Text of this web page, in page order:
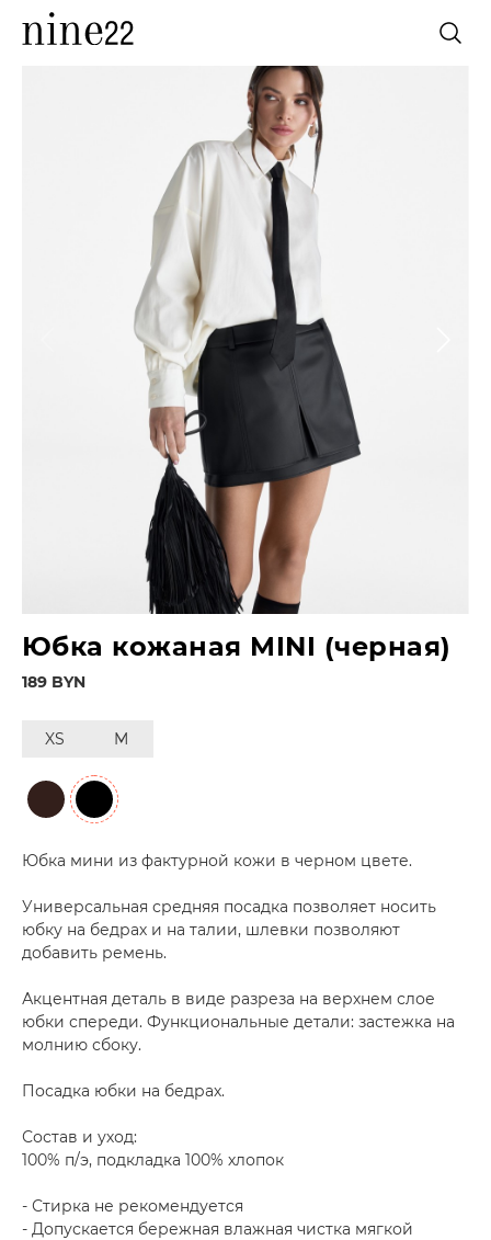
Юбка кожаная MINI (черная)
189 BYN
XS M
Юбка мини из фактурной кожи в черном цвете.
Универсальная средняя посадка позволяет носить
юбку на бедрах и на талии, шлевки позволяют
добавить ремень.
Акцентная деталь в виде разреза на верхнем слое
юбки спереди. Функциональные детали: застежка на
молнию сбоку.
Посадка юбки на бедрах.
Состав и уход:
100% п/э, подкладка 100% хлопок
- Стирка не рекомендуется
- Допускается бережная влажная чистка мягкой